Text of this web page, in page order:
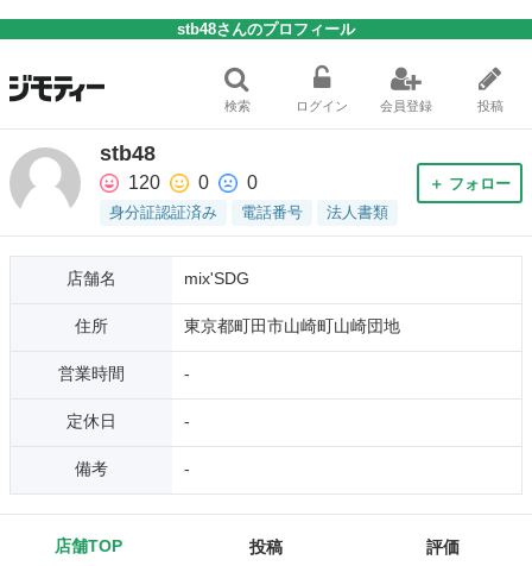
stb48さんのプロフィール
検索 ログイン 会員登録 投稿
stb48
120 0 0
身分証認証済み 電話番号 法人書類
＋ フォロー
店舗名 mix'SDG
住所 東京都町田市山崎町山崎団地
営業時間 -
定休日 -
備考 -
店舗TOP 投稿 評価